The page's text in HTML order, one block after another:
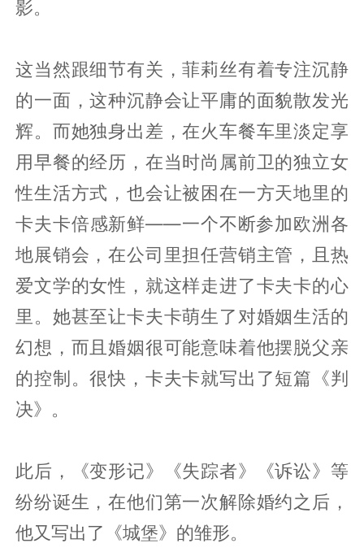
影。
这当然跟细节有关，菲莉丝有着专注沉静
的一面，这种沉静会让平庸的面貌散发光
辉。而她独身出差，在火车餐车里淡定享
用早餐的经历，在当时尚属前卫的独立女
性生活方式，也会让被困在一方天地里的
卡夫卡倍感新鲜——一个不断参加欧洲各
地展销会，在公司里担任营销主管，且热
爱文学的女性，就这样走进了卡夫卡的心
里。她甚至让卡夫卡萌生了对婚姻生活的
幻想，而且婚姻很可能意味着他摆脱父亲
的控制。很快，卡夫卡就写出了短篇《判
决》。
此后，《变形记》《失踪者》《诉讼》等
纷纷诞生，在他们第一次解除婚约之后，
他又写出了《城堡》的雏形。